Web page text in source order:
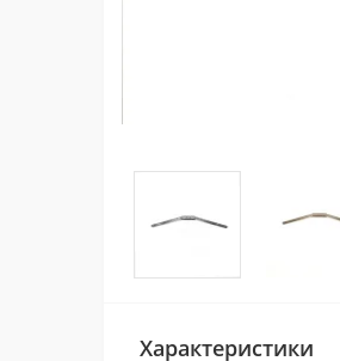
Характеристики